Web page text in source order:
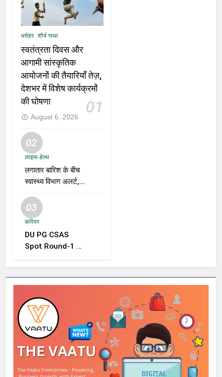
धरोहर शौर्य गाथा
स्वतंत्रता दिवस और
आगामी सांस्कृतिक
आयोजनों की तैयारियाँ तेज़,
देशभर में विशेष कार्यक्रमों
की घोषणा
01
August 6, 2026
02
लाइफ-हेल्थ
लगातार बारिश के बीच
स्वास्थ्य विभाग अलर्ट,
वायरल बुखार की
रोकथाम के लिए राज्यों
निर्देश
03
करियर
DU PG CSAS
Spot Round-1 की
को आवेदन और सीट
स्वीकार करने के लिए